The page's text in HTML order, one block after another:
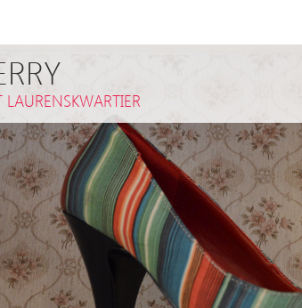
LAURENSKWARTIER